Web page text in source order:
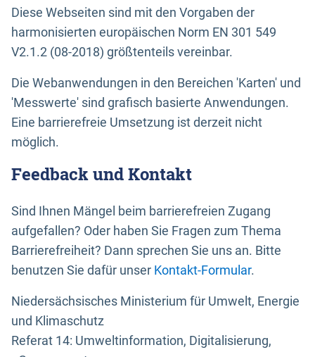
Diese Webseiten sind mit den Vorgaben der
harmonisierten europäischen Norm EN 301 549
V2.1.2 (08-2018) größtenteils vereinbar.
Die Webanwendungen in den Bereichen 'Karten' und
'Messwerte' sind grafisch basierte Anwendungen.
Eine barrierefreie Umsetzung ist derzeit nicht
möglich.
Feedback und Kontakt
Sind Ihnen Mängel beim barrierefreien Zugang
aufgefallen? Oder haben Sie Fragen zum Thema
Barrierefreiheit? Dann sprechen Sie uns an. Bitte
benutzen Sie dafür unser Kontakt-Formular.
Niedersächsisches Ministerium für Umwelt, Energie
und Klimaschutz
Referat 14: Umweltinformation, Digitalisierung,